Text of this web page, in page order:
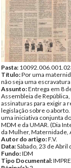
Pasta:
Título:Por uma
não seja uma
Assunto:Entrega em 8
Assembleia de
assinaturas para exigir a
legislação sobre o aborto.
uma iniciativa conjunta
MDM e da UMAR. (Dia
da Mulher, Maternidade,
Autor do artigo:F.V.
Data:Sábado, 23 de Abril
Fundo:IDM
Tipo Documental: